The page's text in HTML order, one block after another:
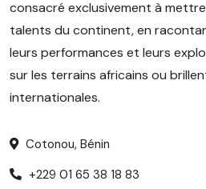
consacré exclusivement à
talents du continent, en
leurs performances et leurs
sur les terrains africains ou
internationales.
Cotonou, Bénin
+229 01 65 38 18 83